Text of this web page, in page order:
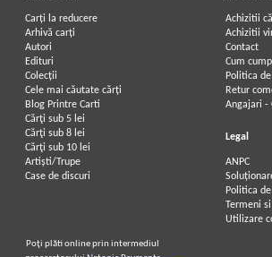
Carți la reducere
Arhivă carți
Autori
Edituri
Colecții
Cele mai căutate cărți
Blog Printre Carti
Cărţi sub 5 lei
Cărţi sub 8 lei
Cărţi sub 10 lei
Artiști/Trupe
Case de discuri
Achizitii
Achizitii
Contact
Cum
Politica
Retur
Angajari -
Legal
ANPC
Politica
Termeni
Utilizare
Poţi plăti online prin intermediul